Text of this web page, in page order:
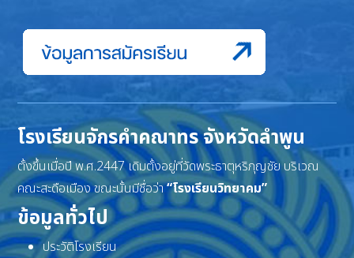
โรงเรียนจักรคำคณาทร จังหวัดลำพูน
ตั้งขึ้นเมื่อปี พ.ศ.2447 เดิมตั้งอยู่ที่วัดพระธาตุหริภุญชัย บริเวณ
คณะสะดือเมือง ขณะนั้นมีชื่อว่า“โรงเรียนวิทยาคม”
ข้อมูลทั่วไป
ประวัติโรงเรียน